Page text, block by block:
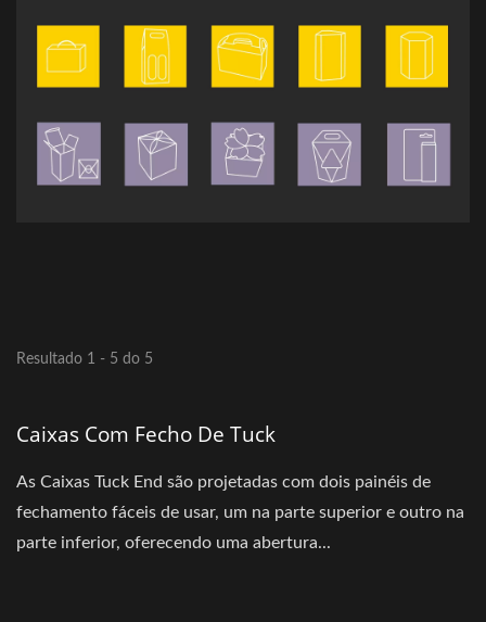
Resultado 1 - 5 do 5
Caixas Com Fecho De Tuck
As Caixas Tuck End são projetadas com dois painéis de
fechamento fáceis de usar, um na parte superior e outro na
parte inferior, oferecendo uma abertura...